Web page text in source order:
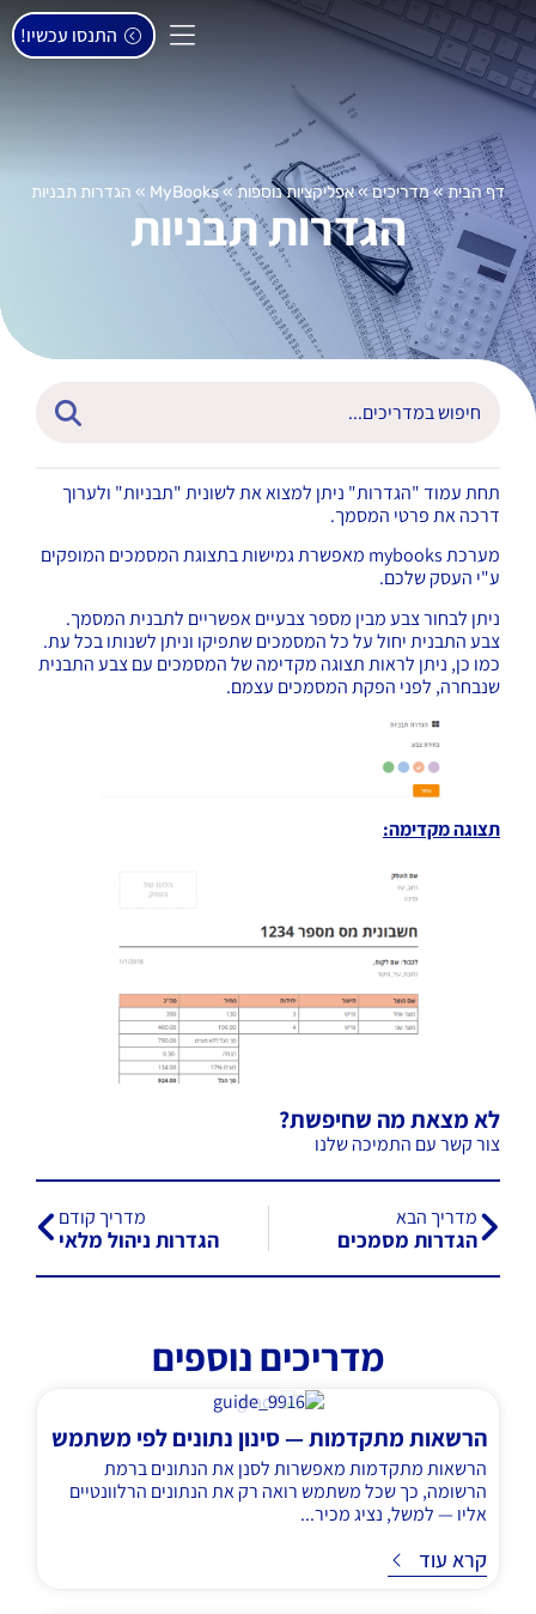
התנסו עכשיו!
דף הבית»מדריכים»אפליקציות נוספות»
MyBooks
» הגדרות תבניות
הגדרות תבניות
תחת עמוד "הגדרות" ניתן למצוא את לשונית "תבניות" ולערוך
דרכה את פרטי המסמך.
מערכת mybooks מאפשרת גמישות בתצוגת המסמכים המופקים
ע"י העסק שלכם.
ניתן לבחור צבע מבין מספר צבעיים אפשריים לתבנית המסמך.
צבע התבנית יחול על כל המסמכים שתפיקו וניתן לשנותו בכל עת.
כמו כן, ניתן לראות תצוגה מקדימה של המסמכים עם צבע התבנית
שנבחרה, לפני הפקת המסמכים עצמם.
תצוגה מקדימה:
לא מצאת מה שחיפשת?
צור קשר עם התמיכה שלנו
מדריך הבא
הגדרות מסמכים
מדריך קודם
הגדרות ניהול מלאי
מדריכים נוספים
הרשאות מתקדמות — סינון נתונים לפי משתמש
הרשאות מתקדמות מאפשרות לסנן את הנתונים ברמת
הרשומה, כך שכל משתמש רואה רק את הנתונים הרלוונטיים
אליו — למשל, נציג מכיר...
קרא עוד